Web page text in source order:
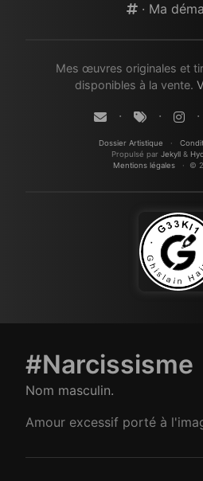
· Ma
Mes œuvres originales et
disponibles à la vente.
· · ·
Dossier Artistique ·
Propulsé par Jekyll&
Mentions légales
· ©
#Narcissisme
Nom masculin.
Amour excessif porté à